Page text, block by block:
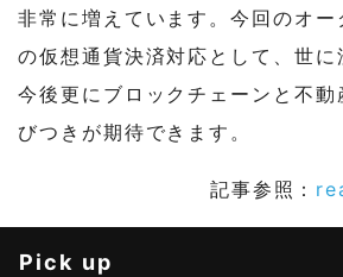
非常に増えています。今回のオー
の仮想通貨決済対応として、世に
今後更にブロックチェーンと不動
びつきが期待できます。
記事参照：
Pick up